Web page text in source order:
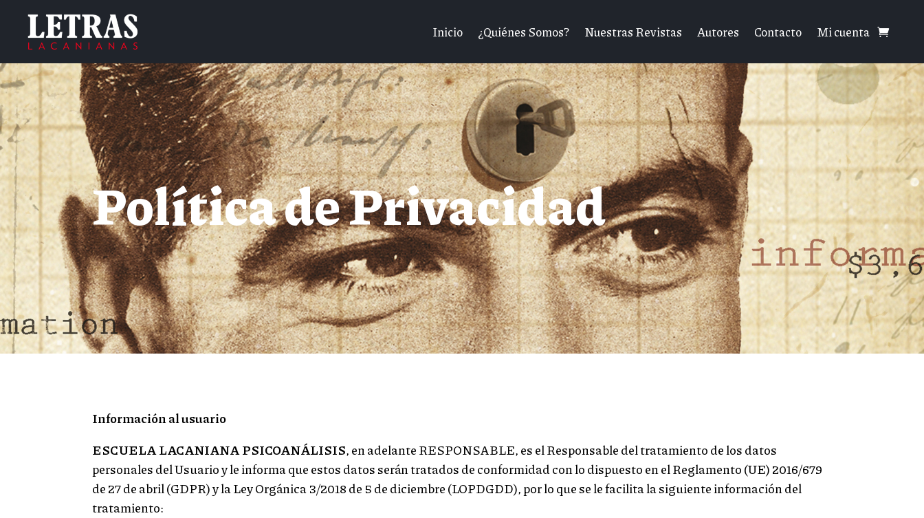
Inicio ¿Quiénes Somos? Nuestras Revistas Autores Contacto Mi cuenta
Política de Privacidad
Información al usuario
ESCUELA LACANIANA PSICOANÁLISIS, en adelante RESPONSABLE, es el Responsable del tratamiento de los datos
personales del Usuario y le informa que estos datos serán tratados de conformidad con lo dispuesto en el Reglamento (UE) 2016/679
de 27 de abril (GDPR) y la Ley Orgánica 3/2018 de 5 de diciembre (LOPDGDD), por lo que se le facilita la siguiente información del
tratamiento: